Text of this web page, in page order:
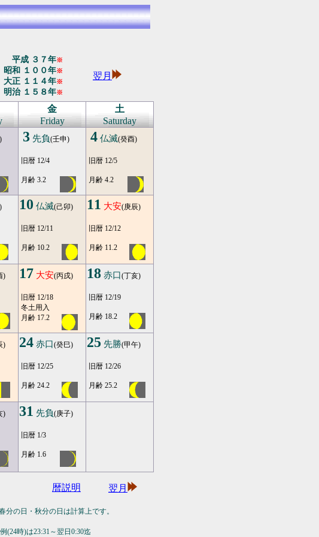
平成 ３７年※
昭和 １００年※
大正 １１４年※
明治 １５８年※
翌月
金
Friday
土
Saturday
3 先負(壬申)
旧暦 12/4
月齢 3.2
4 仏滅(癸酉)
旧暦 12/5
月齢 4.2
10 仏滅(己卯)
旧暦 12/11
月齢 10.2
11 大安(庚辰)
旧暦 12/12
月齢 11.2
) 17 大安(丙戌)
旧暦 12/18
冬土用入
月齢 17.2
18 赤口(丁亥)
旧暦 12/19
月齢 18.2
) 24 赤口(癸巳)
旧暦 12/25
月齢 24.2
25 先勝(甲午)
旧暦 12/26
月齢 25.2
) 31 先負(庚子)
旧暦 1/3
月齢 1.6
暦説明 翌月
の日・秋分の日は計算上です。
(24時)は23:31～翌日0:30迄